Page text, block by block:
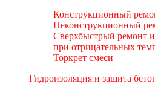
Конструкционный
Неконструкционный
Сверхбыстрый ремонт и
при отрицательных
Торкрет смеси
Гидроизоляция и защита